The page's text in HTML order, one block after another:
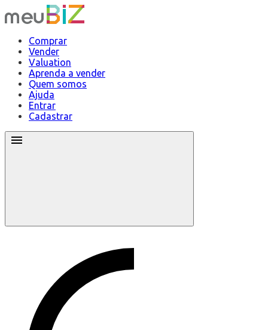
Comprar
Vender
Valuation
Aprenda a vender
Quem somos
Ajuda
Entrar
Cadastrar